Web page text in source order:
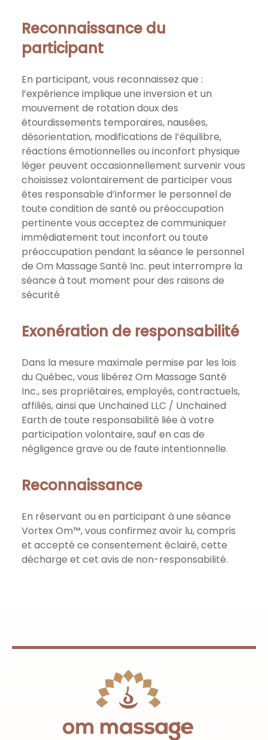
Reconnaissance du
participant
En participant, vous reconnaissez que :
l’expérience implique une inversion et un
mouvement de rotation doux des
étourdissements temporaires, nausées,
désorientation, modifications de l’équilibre,
réactions émotionnelles ou inconfort physique
léger peuvent occasionnellement survenir vous
choisissez volontairement de participer vous
êtes responsable d’informer le personnel de
toute condition de santé ou préoccupation
pertinente vous acceptez de communiquer
immédiatement tout inconfort ou toute
préoccupation pendant la séance le personnel
de Om Massage Santé Inc. peut interrompre la
séance à tout moment pour des raisons de
sécurité
Exonération de responsabilité
Dans la mesure maximale permise par les lois
du Québec, vous libérez Om Massage Santé
Inc., ses propriétaires, employés, contractuels,
affiliés, ainsi que Unchained LLC / Unchained
Earth de toute responsabilité liée à votre
participation volontaire, sauf en cas de
négligence grave ou de faute intentionnelle.
Reconnaissance
En réservant ou en participant à une séance
Vortex Om™, vous confirmez avoir lu, compris
et accepté ce consentement éclairé, cette
décharge et cet avis de non-responsabilité.